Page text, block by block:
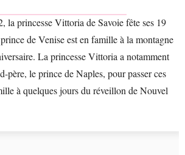
la princesse Vittoria de Savoie fête ses 19
de Venise est en famille à la montagne
La princesse Vittoria a notamment
père, le prince de Naples, pour passer ces
à quelques jours du réveillon de Nouvel